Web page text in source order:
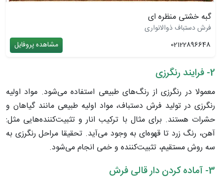
گبه خشتی منظره ای
فرش دستباف ذوالانواری
02122896648
مشاهده پروفایل
2- فرایند رنگرزی
معمولا در رنگرزی از رنگ‌های طبیعی استفاده می‌شود. مواد اولیه
رنگرزی در تولید فرش دستباف، مواد اولیه طبیعی مانند گیاهان و
حشرات هستند. برای مثال با ترکیب انار و تثبیت‌کننده‌هایی مثل:
آهن، رنگ زرد تا قهوه‌ای به وجود می‌آید. تحقیقا مراحل رنگرزی به
سه روش مستقیم، تثبیت‌کننده و خمی انجام می‌شود.
3- آماده کردن دار قالی فرش